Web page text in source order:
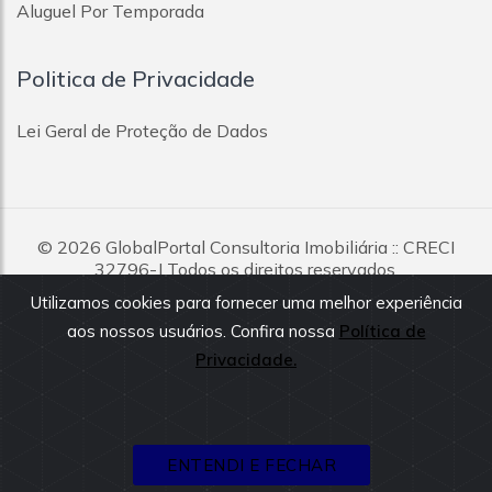
Vila Sacadura Cabral
Vila Scarpelli
Vila Suíça
Utilizamos cookies para fornecer uma melhor experiência
aos nossos usuários. Confira nossa Política de
Privacidade.
ENTENDI E FECHAR
Aluguel Por Temporada
Politica de Privacidade
Lei Geral de Proteção de Dados
© 2026 GlobalPortal Consultoria Imobiliária :: CRECI
32796-J Todos os direitos reservados.
Todas as informações e valores exibidos neste portal são
fornecidos pelos proprietários dos imóveis, podendo sofrer
alterações sem aviso prévio. Antes da proposta, consulte nossos